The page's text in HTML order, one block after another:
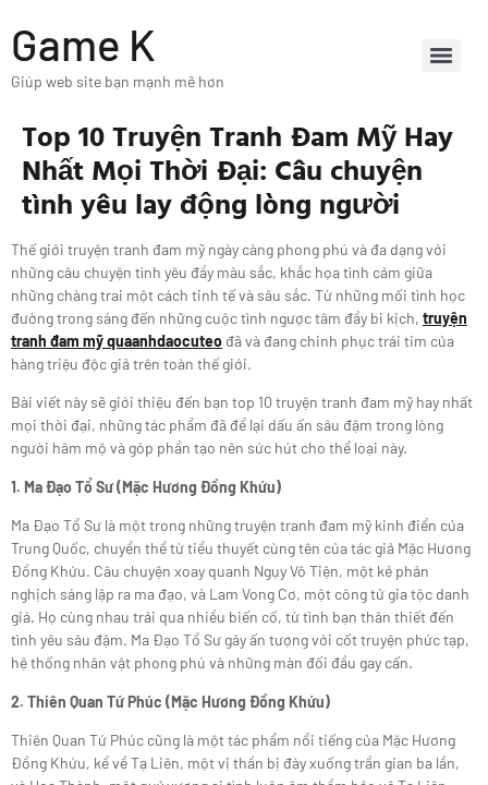
Game K
Giúp web site bạn mạnh mẽ hơn
Top 10 Truyện Tranh Đam Mỹ Hay
Nhất Mọi Thời Đại: Câu chuyện
tình yêu lay động lòng người
Thế giới truyện tranh đam mỹ ngày càng phong phú và đa dạng với
những câu chuyện tình yêu đầy màu sắc, khắc họa tình cảm giữa
những chàng trai một cách tinh tế và sâu sắc. Từ những mối tình học
đường trong sáng đến những cuộc tình ngược tâm đầy bi kịch, truyện
tranh đam mỹ quaanhdaocuteo đã và đang chinh phục trái tim của
hàng triệu độc giả trên toàn thế giới.
Bài viết này sẽ giới thiệu đến bạn top 10 truyện tranh đam mỹ hay nhất
mọi thời đại, những tác phẩm đã để lại dấu ấn sâu đậm trong lòng
người hâm mộ và góp phần tạo nên sức hút cho thể loại này.
1. Ma Đạo Tổ Sư (Mặc Hương Đồng Khứu)
Ma Đạo Tổ Sư là một trong những truyện tranh đam mỹ kinh điển của
Trung Quốc, chuyển thể từ tiểu thuyết cùng tên của tác giả Mặc Hương
Đồng Khứu. Câu chuyện xoay quanh Ngụy Vô Tiện, một kẻ phản
nghịch sáng lập ra ma đạo, và Lam Vong Cơ, một công tử gia tộc danh
giá. Họ cùng nhau trải qua nhiều biến cố, từ tình bạn thân thiết đến
tình yêu sâu đậm. Ma Đạo Tổ Sư gây ấn tượng với cốt truyện phức tạp,
hệ thống nhân vật phong phú và những màn đối đầu gay cấn.
2. Thiên Quan Tứ Phúc (Mặc Hương Đồng Khứu)
Thiên Quan Tứ Phúc cũng là một tác phẩm nổi tiếng của Mặc Hương
Đồng Khứu, kể về Tạ Liên, một vị thần bị đày xuống trần gian ba lần,